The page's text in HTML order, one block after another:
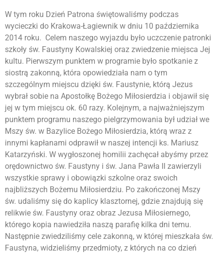
W tym roku Dzień Patrona świętowaliśmy podczas
wycieczki do Krakowa-Łagiewnik w dniu 10 października
2014 roku. Celem naszego wyjazdu było uczczenie patronki
szkoły św. Faustyny Kowalskiej oraz zwiedzenie miejsca Jej
kultu. Pierwszym punktem w programie było spotkanie z
siostrą zakonną, która opowiedziała nam o tym
szczególnym miejscu dzięki św. Faustynie, którą Jezus
wybrał sobie na Apostołkę Bożego Miłosierdzia i objawił się
jej w tym miejscu ok. 60 razy. Kolejnym, a najważniejszym
punktem programu naszego pielgrzymowania był udział we
Mszy św. w Bazylice Bożego Miłosierdzia, którą wraz z
innymi kapłanami odprawił w naszej intencji ks. Mariusz
Katarzyński. W wygłoszonej homilii zachęcał abyśmy przez
orędownictwo św. Faustyny i św. Jana Pawła II zawierzyli
wszystkie sprawy i obowiązki szkolne oraz swoich
najbliższych Bożemu Miłosierdziu. Po zakończonej Mszy
św. udaliśmy się do kaplicy klasztornej, gdzie znajdują się
relikwie św. Faustyny oraz obraz Jezusa Miłosiernego,
którego kopia nawiedziła naszą parafię kilka dni temu.
Następnie zwiedziliśmy cele zakonną, w której mieszkała św.
Faustyna, widzieliśmy przedmioty, z których na co dzień